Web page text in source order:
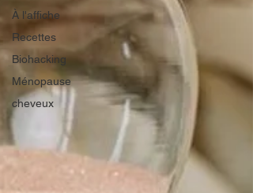
À l'affiche
Recettes
Biohacking
Ménopause
cheveux